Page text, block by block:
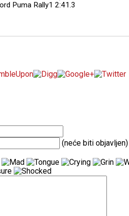
Puma Rally1 2:41.3
(neće biti objavljen)